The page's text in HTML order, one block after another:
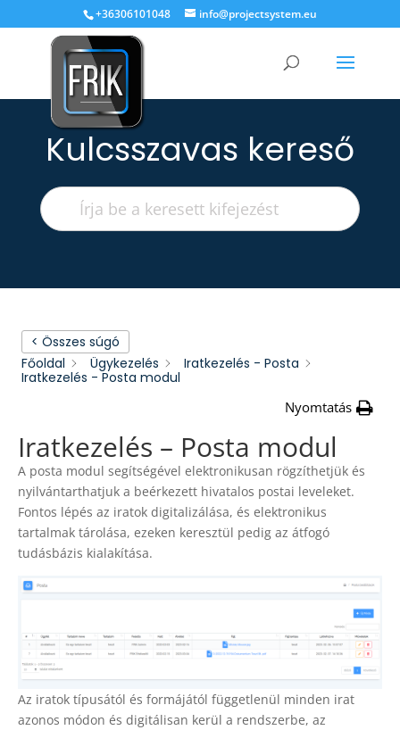
+36306101048 info@projectsystem.eu
Kulcsszavas kereső
< Összes súgó
Főoldal
Ügykezelés
Iratkezelés - Posta
Iratkezelés - Posta modul
Nyomtatás
Iratkezelés – Posta modul
A posta modul segítségével elektronikusan rögzíthetjük és
nyilvántarthatjuk a beérkezett hivatalos postai leveleket.
Fontos lépés az iratok digitalizálása, és elektronikus
tartalmak tárolása, ezeken keresztül pedig az átfogó
tudásbázis kialakítása.
Az iratok típusától és formájától függetlenül minden irat
azonos módon és digitálisan kerül a rendszerbe, az